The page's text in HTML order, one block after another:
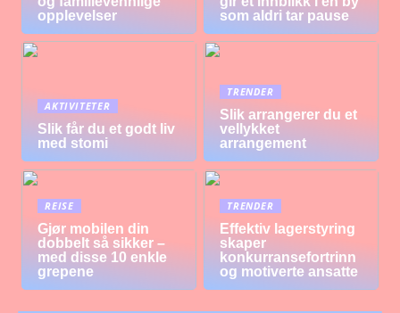
opplevelser
som aldri tar pause
AKTIVITETER
Slik får du et godt liv
med stomi
TRENDER
Slik arrangerer du et
vellykket
arrangement
REISE
Gjør mobilen din
dobbelt så sikker –
med disse 10 enkle
grepene
TRENDER
Effektiv lagerstyring
skaper
konkurransefortrinn
og motiverte ansatte